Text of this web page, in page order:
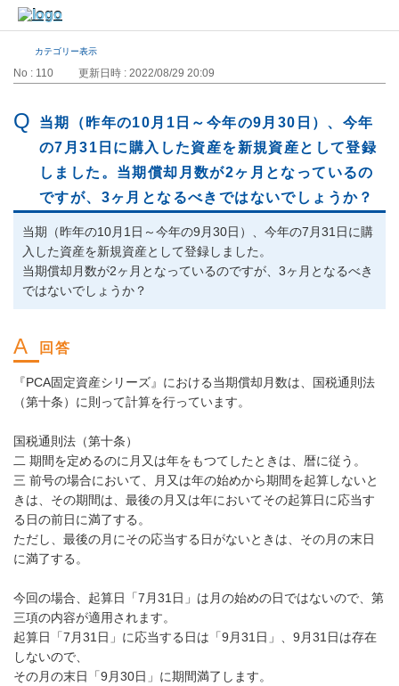
カテゴリー表示
No : 110 更新日時 : 2022/08/29 20:09
当期（昨年の10月1日～今年の9月30日）、今年
の7月31日に購入した資産を新規資産として登録
しました。当期償却月数が2ヶ月となっているの
ですが、3ヶ月となるべきではないでしょうか？
当期（昨年の10月1日～今年の9月30日）、今年の7月31日に購
入した資産を新規資産として登録しました。
当期償却月数が2ヶ月となっているのですが、3ヶ月となるべき
ではないでしょうか？
『PCA固定資産シリーズ』における当期償却月数は、国税通則法
（第十条）に則って計算を行っています。
国税通則法（第十条）
二 期間を定めるのに月又は年をもつてしたときは、暦に従う。
三 前号の場合において、月又は年の始めから期間を起算しないと
きは、その期間は、最後の月又は年においてその起算日に応当す
る日の前日に満了する。
ただし、最後の月にその応当する日がないときは、その月の末日
に満了する。
今回の場合、起算日「7月31日」は月の始めの日ではないので、第
三項の内容が適用されます。
起算日「7月31日」に応当する日は「9月31日」、9月31日は存在
しないので、
その月の末日「9月30日」に期間満了します。